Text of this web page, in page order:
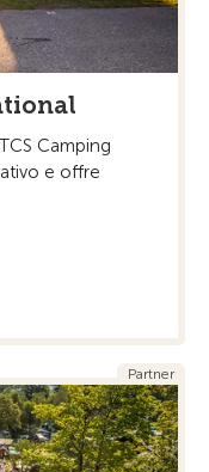
Camping
e offre
Partner